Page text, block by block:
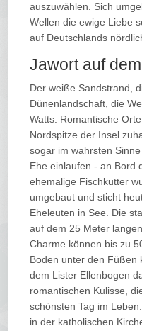
auszuwählen. Sich
Wellen die ewige Liebe
auf Deutschlands
Jawort auf
Der weiße Sandstrand,
Dünenlandschaft, die
Watts: Romantische
Nordspitze der Insel
sogar im wahrsten
Ehe einlaufen - an Bord
ehemalige Fischkutter
umgebaut und sticht
Eheleuten in See. Die
auf dem 25 Meter
Charme können bis zu
Boden unter den Füßen
dem Lister Ellenbogen
romantischen Kulisse,
schönsten Tag im
in der katholischen